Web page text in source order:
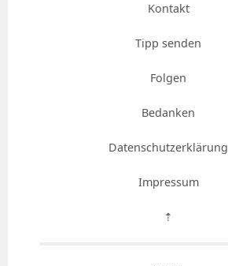
Kontakt
Tipp senden
Folgen
Bedanken
Datenschutzerklärung
Impressum
⇡